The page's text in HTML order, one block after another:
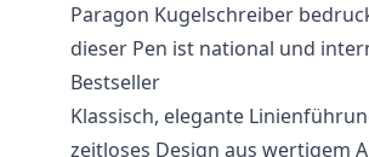
Paragon Kugelschreiber
dieser Pen ist national und
Bestseller
Klassisch, elegante
zeitloses Design aus wertigem